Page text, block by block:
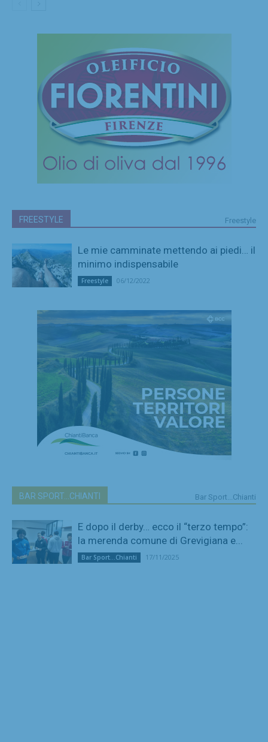
FREESTYLE Freestyle
Le mie camminate mettendo ai piedi… il
minimo indispensabile
Freestyle 06/12/2022
BAR SPORT...CHIANTI Bar Sport...Chianti
E dopo il derby… ecco il “terzo tempo”:
la merenda comune di Grevigiana e...
Bar Sport...Chianti 17/11/2025